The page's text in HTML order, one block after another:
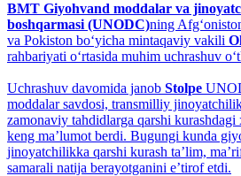
BMT Giyohvand moddalar va
boshqarmasi (UNODC)ning
va Pokiston bo‘yicha mintaqaviy vakili
rahbariyati o‘rtasida muhim uchrashuv
Uchrashuv davomida janob Stolpe
moddalar savdosi, transmilliy
zamonaviy tahdidlarga qarshi kurashdagi
keng maʼlumot berdi. Bugungi kunda
jinoyatchilikka qarshi kurash taʼlim,
samarali natija berayotganini eʼtirof etdi.